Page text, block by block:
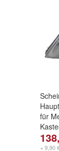
für
+ 9,90